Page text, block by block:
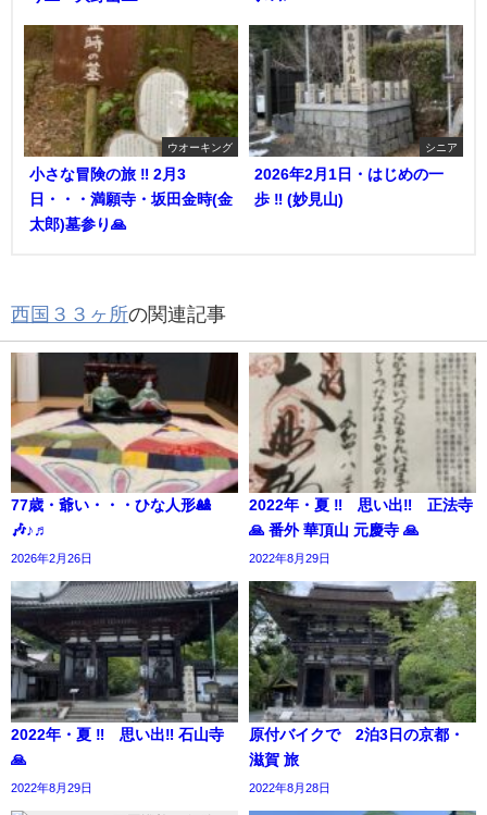
ウオーキング
小さな冒険の旅 ‼︎ 2月3
日・・・満願寺・坂田金時(金
太郎)墓参り🙏
シニア
2026年2月1日・はじめの一
歩 ‼︎ (妙見山)
西国３３ヶ所の関連記事
77歳・爺い・・・ひな人形🎎
🎶♪♬
2026年2月26日
2022年・夏 ‼️ 思い出‼️ 正法寺
🙏 番外 華頂山 元慶寺 🙏
2022年8月29日
2022年・夏 ‼️ 思い出‼️ 石山寺
🙏
2022年8月29日
原付バイクで 2泊3日の京都・
滋賀 旅
2022年8月28日